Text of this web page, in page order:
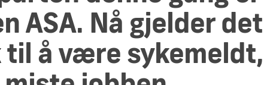
ASA. Nå gjelder
å være